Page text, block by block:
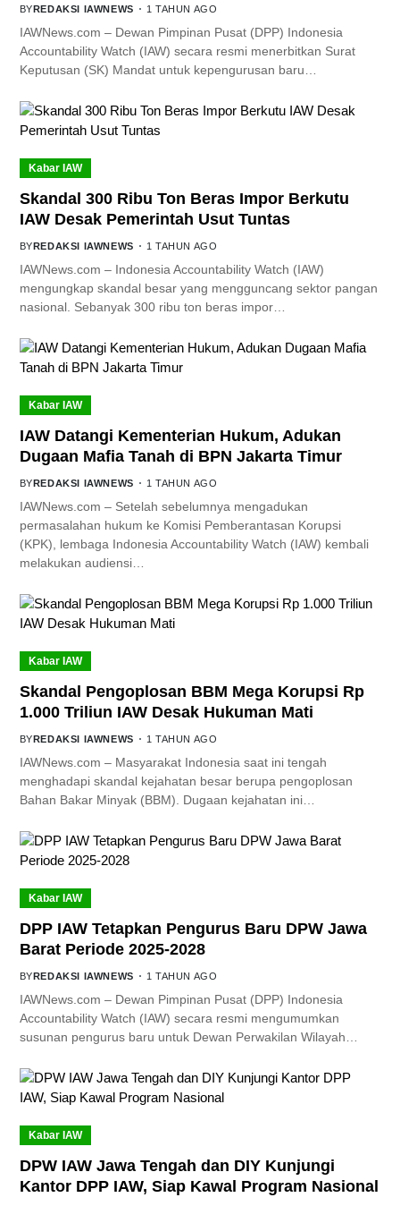
BYREDAKSI IAWNEWS 1 TAHUN AGO
IAWNews.com – Dewan Pimpinan Pusat (DPP) Indonesia
Accountability Watch (IAW) secara resmi menerbitkan Surat
Keputusan (SK) Mandat untuk kepengurusan baru…
Kabar IAW
Skandal 300 Ribu Ton Beras Impor Berkutu
IAW Desak Pemerintah Usut Tuntas
BYREDAKSI IAWNEWS 1 TAHUN AGO
IAWNews.com – Indonesia Accountability Watch (IAW)
mengungkap skandal besar yang mengguncang sektor pangan
nasional. Sebanyak 300 ribu ton beras impor…
Kabar IAW
IAW Datangi Kementerian Hukum, Adukan
Dugaan Mafia Tanah di BPN Jakarta Timur
BYREDAKSI IAWNEWS 1 TAHUN AGO
IAWNews.com – Setelah sebelumnya mengadukan
permasalahan hukum ke Komisi Pemberantasan Korupsi
(KPK), lembaga Indonesia Accountability Watch (IAW) kembali
melakukan audiensi…
Kabar IAW
Skandal Pengoplosan BBM Mega Korupsi Rp
1.000 Triliun IAW Desak Hukuman Mati
BYREDAKSI IAWNEWS 1 TAHUN AGO
IAWNews.com – Masyarakat Indonesia saat ini tengah
menghadapi skandal kejahatan besar berupa pengoplosan
Bahan Bakar Minyak (BBM). Dugaan kejahatan ini…
Kabar IAW
DPP IAW Tetapkan Pengurus Baru DPW Jawa
Barat Periode 2025-2028
BYREDAKSI IAWNEWS 1 TAHUN AGO
IAWNews.com – Dewan Pimpinan Pusat (DPP) Indonesia
Accountability Watch (IAW) secara resmi mengumumkan
susunan pengurus baru untuk Dewan Perwakilan Wilayah…
Kabar IAW
DPW IAW Jawa Tengah dan DIY Kunjungi
Kantor DPP IAW, Siap Kawal Program Nasional